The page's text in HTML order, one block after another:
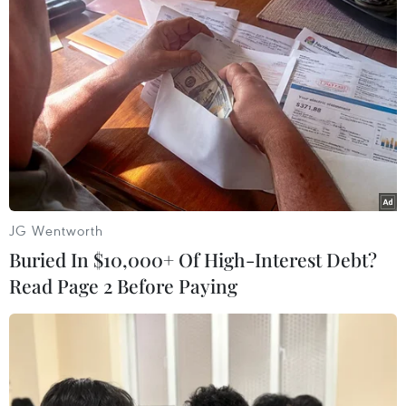
#Gaza #thảm họa nhân đạo #nạn đói
#viện trợ
JG Wentworth
Buried In $10,000+ Of High-Interest Debt?
Read Page 2 Before Paying